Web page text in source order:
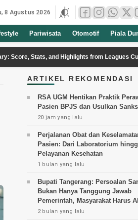
8 Agustus 2026
Pariwisata Otomotif Piala
and Highlights from Leagues Cup 2026
ARTIKEL REKOMENDASI
RSA UGM Hentikan Praktik
Pasien BPJS dan Usulkan
20 jam yang lalu
Perjalanan Obat dan
Pasien: Dari Laboratorium
Pelayanan Kesehatan
1 bulan yang lalu
Bupati Tangerang: Persoalan
Bukan Hanya Tanggung Jawab
Pemerintah, Masyarakat Harus
2 bulan yang lalu